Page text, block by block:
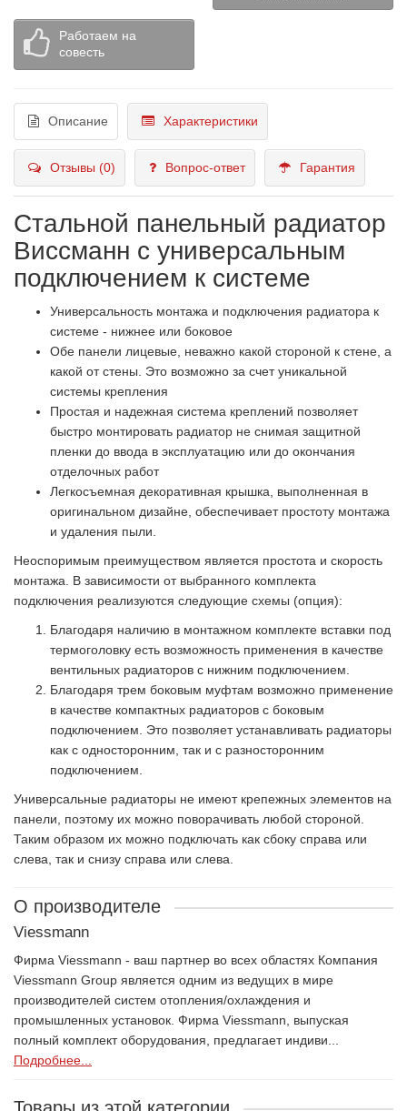
Работаем на
совесть
Описание Характеристики
Отзывы (0) Вопрос-ответ Гарантия
Стальной панельный радиатор
Виссманн с универсальным
подключением к системе
Универсальность монтажа и подключения радиатора к
системе - нижнее или боковое
Обе панели лицевые, неважно какой стороной к стене, а
какой от стены. Это возможно за счет уникальной
системы крепления
Простая и надежная система креплений позволяет
быстро монтировать радиатор не снимая защитной
пленки до ввода в эксплуатацию или до окончания
отделочных работ
Легкосъемная декоративная крышка, выполненная в
оригинальном дизайне, обеспечивает простоту монтажа
и удаления пыли.
Неоспоримым преимуществом является простота и скорость
монтажа. В зависимости от выбранного комплекта
подключения реализуются следующие схемы (опция):
Благодаря наличию в монтажном комплекте вставки под
термоголовку есть возможность применения в качестве
вентильных радиаторов с нижним подключением.
Благодаря трем боковым муфтам возможно применение
в качестве компактных радиаторов с боковым
подключением. Это позволяет устанавливать радиаторы
как с односторонним, так и с разносторонним
подключением.
Универсальные радиаторы не имеют крепежных элементов на
панели, поэтому их можно поворачивать любой стороной.
Таким образом их можно подключать как сбоку справа или
слева, так и снизу справа или слева.
О производителе
Viessmann
Фирма Viessmann - ваш партнер во всех областях Компания
Viessmann Group является одним из ведущих в мире
производителей систем отопления/охлаждения и
промышленных установок. Фирма Viessmann, выпуская
полный комплект оборудования, предлагает индиви...
Подробнее...